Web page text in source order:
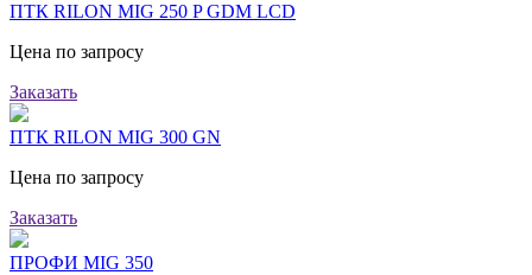
ПТК RILON MIG 250 P GDM LCD
Цена по запросу
Заказать
ПТК RILON MIG 300 GN
Цена по запросу
Заказать
ПРОФИ MIG 350